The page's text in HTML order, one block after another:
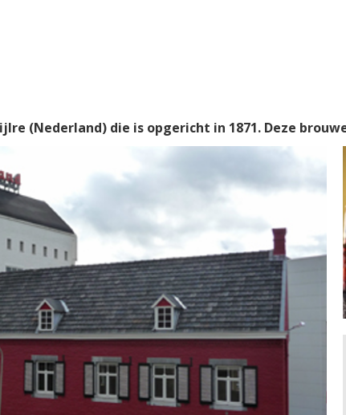
(Nederland) die is opgericht in 1871. Deze